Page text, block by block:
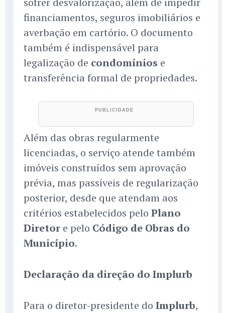
financiamentos, seguros imobiliários e
averbação em cartório. O documento
também é indispensável para
legalização de condomínios e
transferência formal de propriedades.
Além das obras regularmente
licenciadas, o serviço atende também
imóveis construídos sem aprovação
prévia, mas passíveis de regularização
posterior, desde que atendam aos
critérios estabelecidos pelo Plano
Diretor e pelo Código de Obras do
Município.
Declaração da direção do Implurb
Para o diretor-presidente do Implurb,